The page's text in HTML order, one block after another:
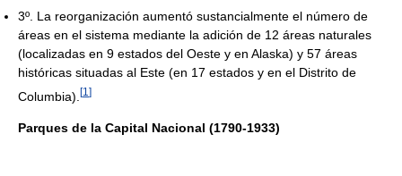
3º. La reorganización aumentó sustancialmente el número de
áreas en el sistema mediante la adición de 12 áreas naturales
(localizadas en 9 estados del Oeste y en Alaska) y 57 áreas
históricas situadas al Este (en 17 estados y en el Distrito de
Columbia). [1 ]
Parques de la Capital Nacional (1790-1933)